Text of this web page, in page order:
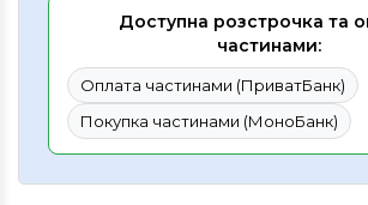
Доступна розстрочка та
частинами:
Оплата частинами (ПриватБанк)
Покупка частинами (МоноБанк)